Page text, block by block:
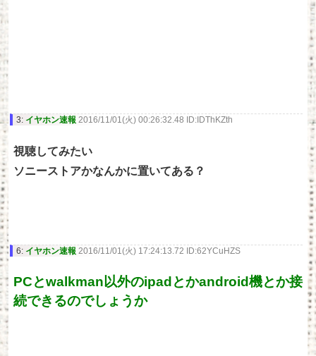
3: イヤホン速報 2016/11/01(火) 00:26:32.48 ID:IDThKZth
視聴してみたい
ソニーストアかなんかに置いてある？
6: イヤホン速報 2016/11/01(火) 17:24:13.72 ID:62YCuHZS
PCとwalkman以外のipadとかandroid機とか接
続できるのでしょうか